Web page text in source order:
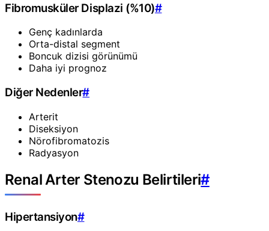
Fibromusküler Displazi (%10)#
Genç kadınlarda
Orta-distal segment
Boncuk dizisi görünümü
Daha iyi prognoz
Diğer Nedenler#
Arterit
Diseksiyon
Nörofibromatozis
Radyasyon
Renal Arter Stenozu Belirtileri#
Hipertansiyon#